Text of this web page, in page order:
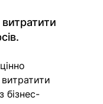
бізнес-